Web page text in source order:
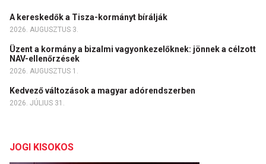
A kereskedők a Tisza-kormányt bírálják
2026. AUGUSZTUS 3.
Üzent a kormány a bizalmi vagyonkezelőknek: jönnek a célzott
NAV-ellenőrzések
2026. AUGUSZTUS 1.
Kedvező változások a magyar adórendszerben
2026. JÚLIUS 31.
JOGI KISOKOS